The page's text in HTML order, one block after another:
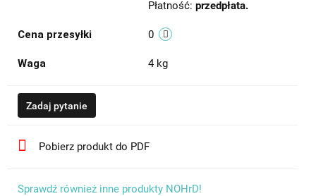
Płatność: przedpłata.
Cena przesyłki 0
Waga 4 kg
Zadaj pytanie
Pobierz produkt do PDF
Sprawdź również inne produkty NOHrD!